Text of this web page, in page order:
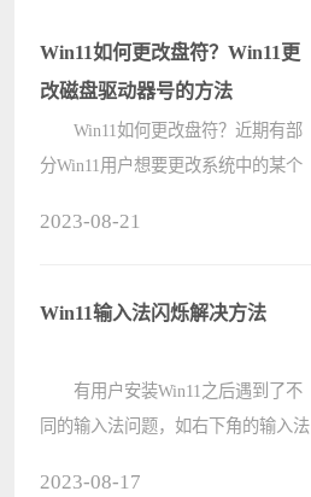
Win11如何更改盘符？Win11更
改磁盘驱动器号的方法
Win11如何更改盘符？近期有部
分Win11用户想要更改系统中的某个
方法，大家可以去尝试看看。
2023-08-21
Win11输入法闪烁解决方法
有用户安装Win11之后遇到了不
同的输入法问题，如右下角的输入法
2023-08-17